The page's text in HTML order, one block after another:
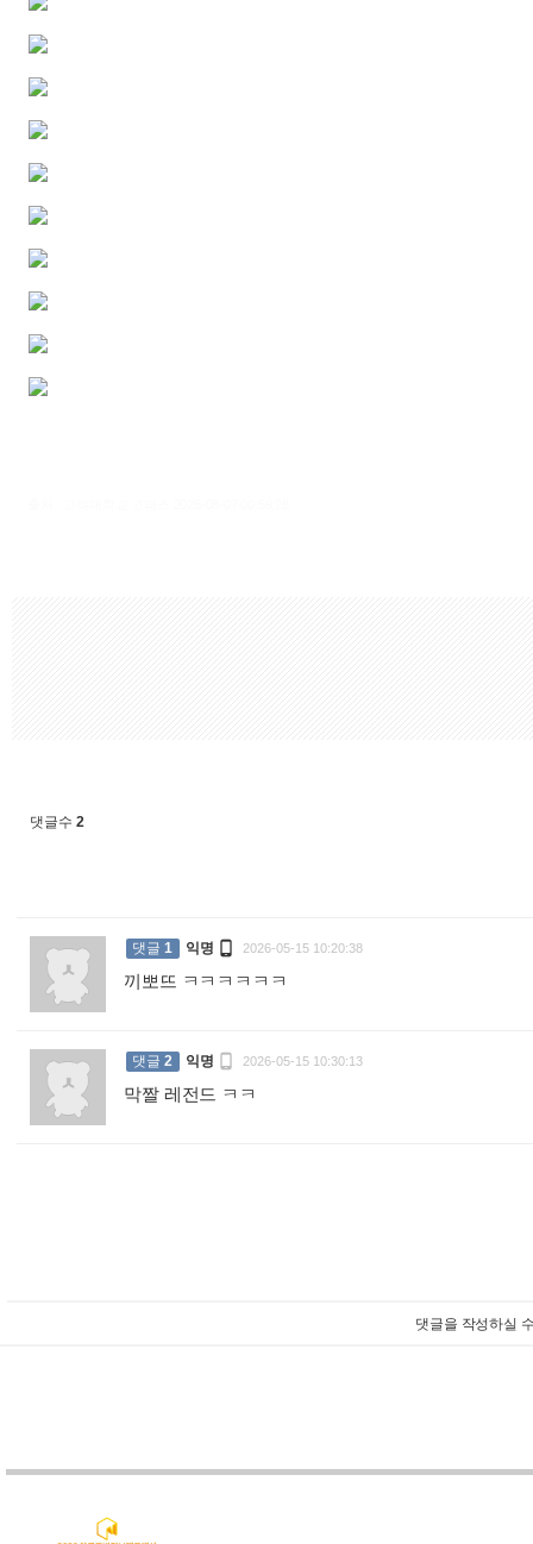
댓글수 2
댓글 1 익명  2026-05-15 10:20:38
끼뽀뜨 ㅋㅋㅋㅋㅋㅋ
댓글 2 익명  2026-05-15 10:30:13
막짤 레전드 ㅋㅋ
댓글을 작성하실